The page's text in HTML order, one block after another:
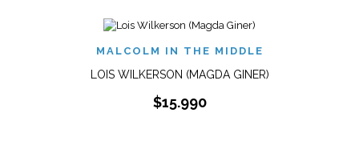
MALCOLM IN THE MIDDLE
LOIS WILKERSON (MAGDA GINER)
$15.990